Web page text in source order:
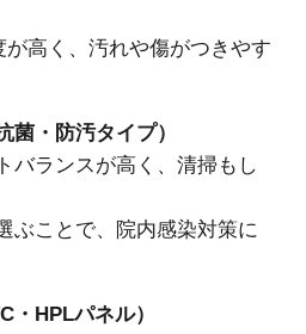
高く、汚れや傷がつきやす
菌・防汚タイプ）
バランスが高く、清掃もし
ぶことで、院内感染対策に
・HPLパネル）